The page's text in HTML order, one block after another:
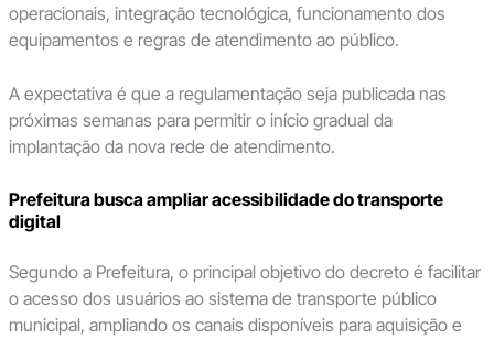
operacionais, integração tecnológica, funcionamento dos
equipamentos e regras de atendimento ao público.
A expectativa é que a regulamentação seja publicada nas
próximas semanas para permitir o início gradual da
implantação da nova rede de atendimento.
Prefeitura busca ampliar acessibilidade do transporte
digital
Segundo a Prefeitura, o principal objetivo do decreto é facilitar
o acesso dos usuários ao sistema de transporte público
municipal, ampliando os canais disponíveis para aquisição e